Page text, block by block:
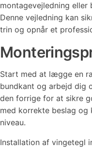
montagevejledning eller
Denne vejledning kan
trin og opnår et
Start med at lægge en
bundkant og arbejd dig
den forrige for at sikre
med korrekte beslag
niveau.
Installation af vingetegl